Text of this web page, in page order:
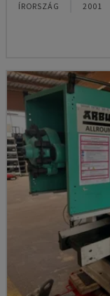
ÍRORSZÁG 2001